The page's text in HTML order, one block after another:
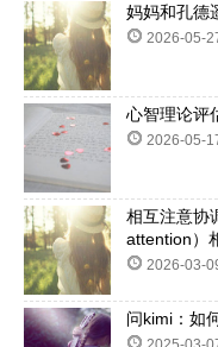
妈妈和孔德
2026-05-
心智理论评
2026-05-
相互注意协
attention）
2026-03-
问kimi：如